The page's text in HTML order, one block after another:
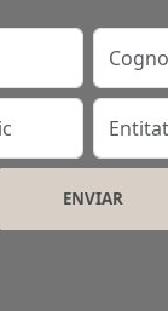
Cognoms
Entitat